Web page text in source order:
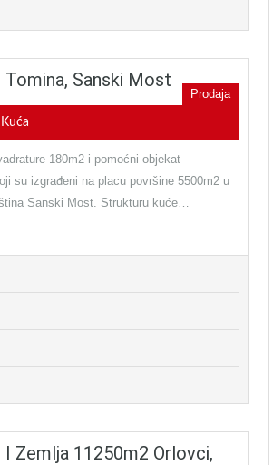
Tomina, Sanski Most
Prodaja
180m2 i pomoćni objekat
su izgrađeni na placu površine 5500m2 u
Sanski Most. Strukturu kuće…
I Zemlja 11250m2 Orlovci,